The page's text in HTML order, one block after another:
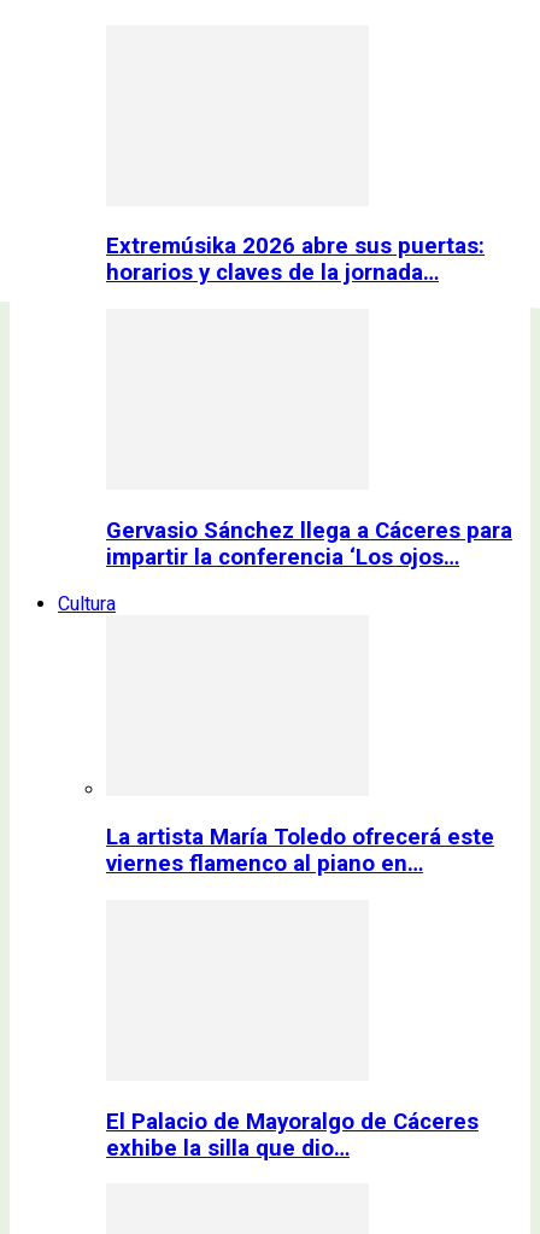
Extremúsika 2026 abre sus puertas:
horarios y claves de la jornada…
Gervasio Sánchez llega a Cáceres para
impartir la conferencia ‘Los ojos…
Cultura
La artista María Toledo ofrecerá este
viernes flamenco al piano en…
El Palacio de Mayoralgo de Cáceres
exhibe la silla que dio…